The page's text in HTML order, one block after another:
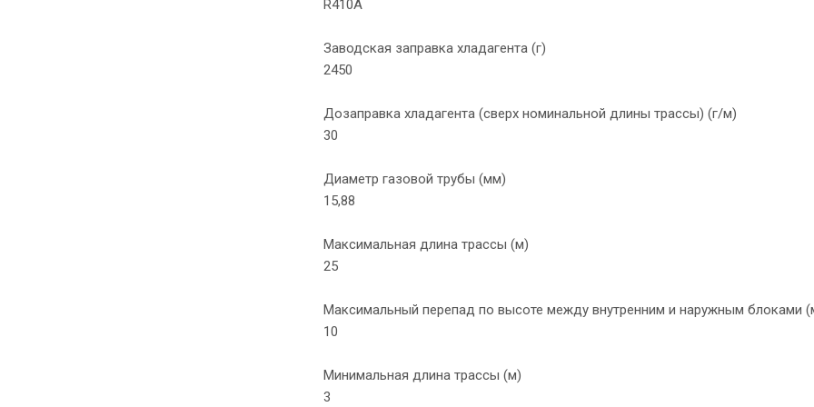
R410A
Заводская заправка хладагента (г)
2450
Дозаправка хладагента (сверх номинальной длины трассы) (г/м)
30
Диаметр газовой трубы (мм)
15,88
Максимальная длина трассы (м)
25
Максимальный перепад по высоте между внутренним и наружным блоками
10
Минимальная длина трассы (м)
3